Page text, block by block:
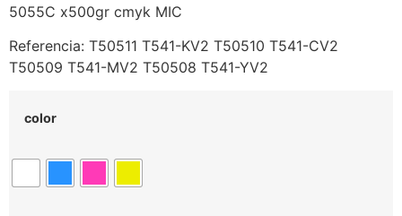
5055C x500gr cmyk MIC
Referencia: T50511 T541-KV2 T50510 T541-CV2
T50509 T541-MV2 T50508 T541-YV2
color